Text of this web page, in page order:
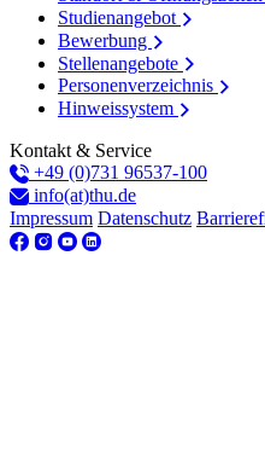
Studienangebot
Bewerbung
Stellenangebote
Personenverzeichnis
Hinweissystem
Kontakt & Service
+49 (0)731 96537-100
info(at)thu.de
Impressum Datenschutz